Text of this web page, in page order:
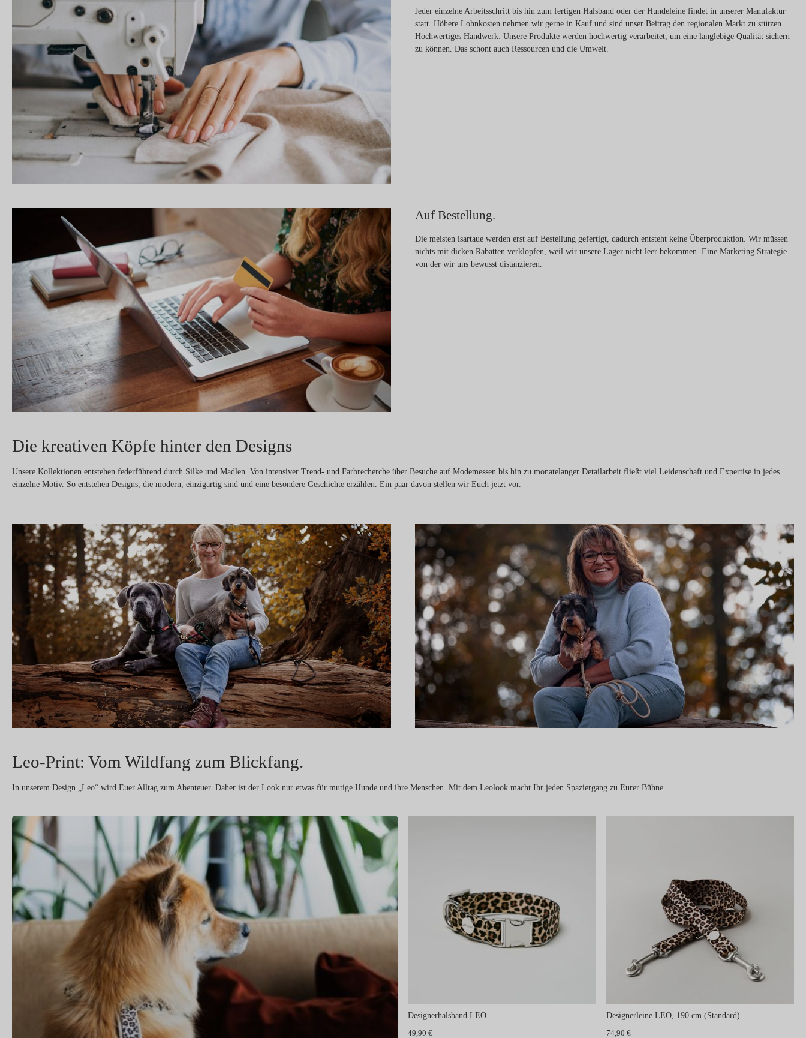
Jeder einzelne Arbeitsschritt bis hin zum fertigen Halsband oder der Hundeleine findet in unserer Manufaktur
statt. Höhere Lohnkosten nehmen wir gerne in Kauf und sind unser Beitrag den regionalen Markt zu stützen.
Hochwertiges Handwerk: Unsere Produkte werden hochwertig verarbeitet, um eine langlebige Qualität sichern
zu können. Das schont auch Ressourcen und die Umwelt.
Auf Bestellung.
Die meisten isartaue werden erst auf Bestellung gefertigt, dadurch entsteht keine Überproduktion. Wir müssen
nichts mit dicken Rabatten verklopfen, weil wir unsere Lager nicht leer bekommen. Eine Marketing Strategie
von der wir uns bewusst distanzieren.
Die kreativen Köpfe hinter den Designs
Unsere Kollektionen entstehen federführend durch Silke und Madlen. Von intensiver Trend- und Farbrecherche über Besuche auf Modemessen bis hin zu monatelanger Detailarbeit fließt viel Leidenschaft und Expertise in jedes
einzelne Motiv. So entstehen Designs, die modern, einzigartig sind und eine besondere Geschichte erzählen. Ein paar davon stellen wir Euch jetzt vor.
Leo-Print: Vom Wildfang zum Blickfang.
In unserem Design „Leo“ wird Euer Alltag zum Abenteuer. Daher ist der Look nur etwas für mutige Hunde und ihre Menschen. Mit dem Leolook macht Ihr jeden Spaziergang zu Eurer Bühne.
Designerhalsband LEO
49,90 €
Designerleine LEO, 190 cm (Standard)
74,90 €